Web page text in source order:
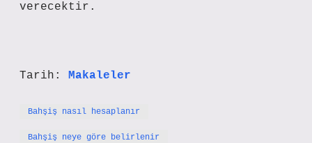
verecektir.
Tarih: Makaleler
Bahşiş nasıl hesaplanır
Bahşiş neye göre belirlenir